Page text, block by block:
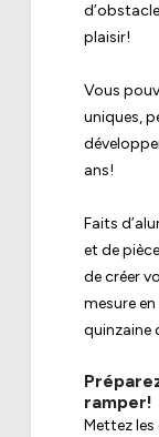
plaisir!
Vous
uniques,
ans!
Faits
et de
de créer
mesure
quinzaine
ramper!
Mettez les